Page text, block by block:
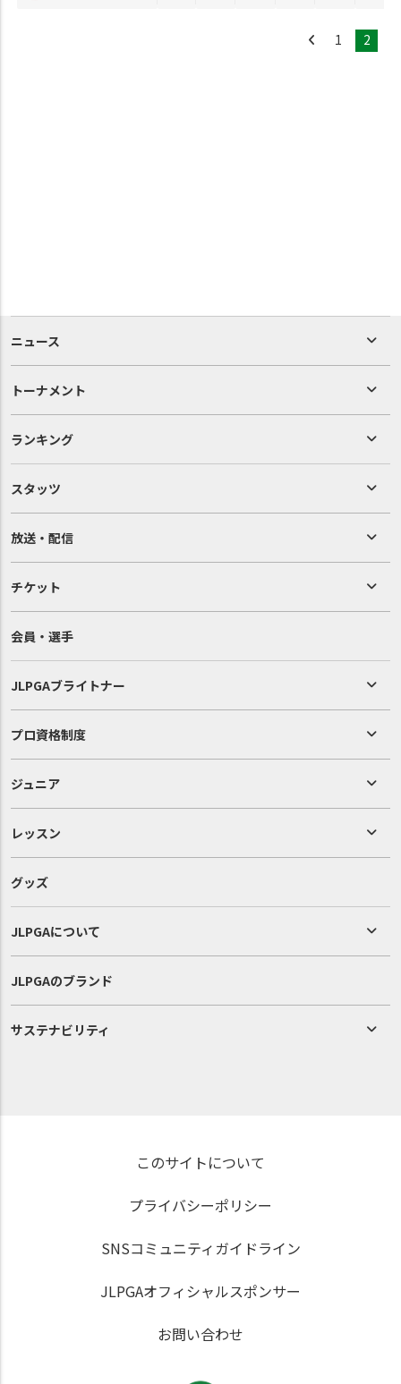
1 2
ニュース
トーナメント
ランキング
スタッツ
放送・配信
チケット
会員・選手
JLPGAブライトナー
プロ資格制度
ジュニア
レッスン
グッズ
JLPGAについて
JLPGAのブランド
サステナビリティ
このサイトについて
プライバシーポリシー
SNSコミュニティガイドライン
JLPGAオフィシャルスポンサー
お問い合わせ